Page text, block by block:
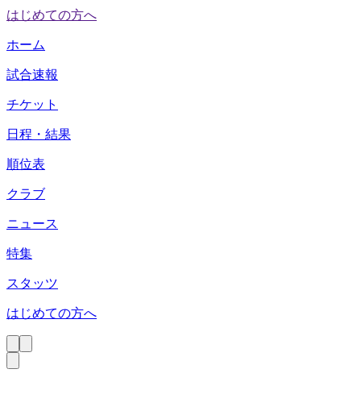
はじめての方へ
ホーム
試合速報
チケット
日程・結果
順位表
クラブ
ニュース
特集
スタッツ
はじめての方へ